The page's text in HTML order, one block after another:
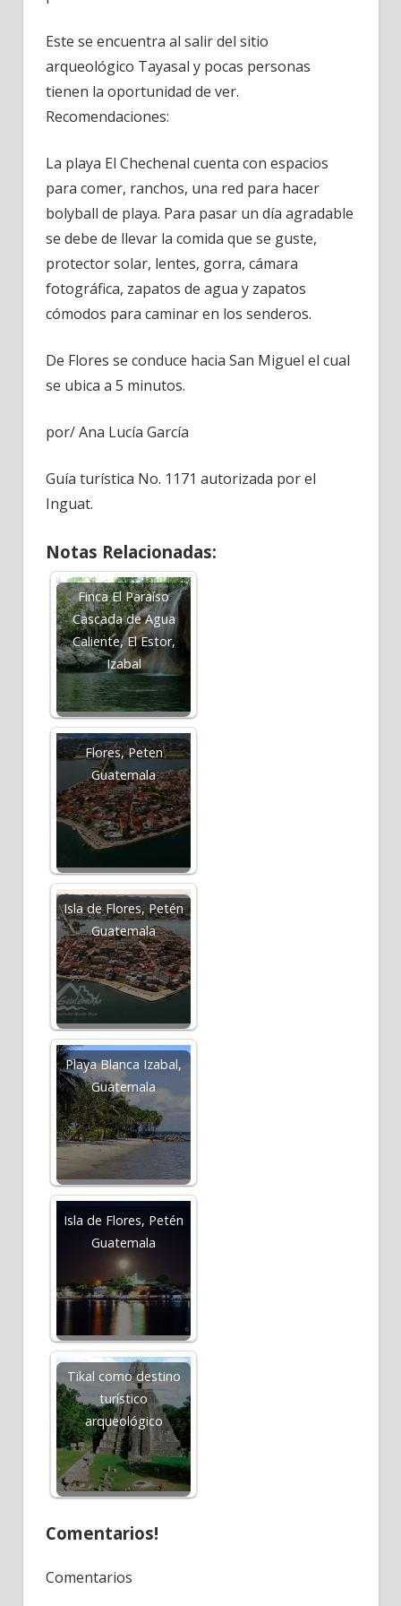
Este se encuentra al salir del sitio
arqueológico Tayasal y pocas personas
tienen la oportunidad de ver.
Recomendaciones:
La playa El Chechenal cuenta con espacios
para comer, ranchos, una red para hacer
bolyball de playa. Para pasar un día agradable
se debe de llevar la comida que se guste,
protector solar, lentes, gorra, cámara
fotográfica, zapatos de agua y zapatos
cómodos para caminar en los senderos.
De Flores se conduce hacia San Miguel el cual
se ubica a 5 minutos.
por/ Ana Lucía García
Guía turística No. 1171 autorizada por el
Inguat.
Notas Relacionadas:
Finca El Paraíso
Cascada de Agua
Caliente, El Estor,
Izabal
Flores, Peten
Guatemala
Isla de Flores, Petén
Guatemala
Playa Blanca Izabal,
Guatemala
Isla de Flores, Petén
Guatemala
Tikal como destino
turístico
arqueológico
Comentarios!
Comentarios